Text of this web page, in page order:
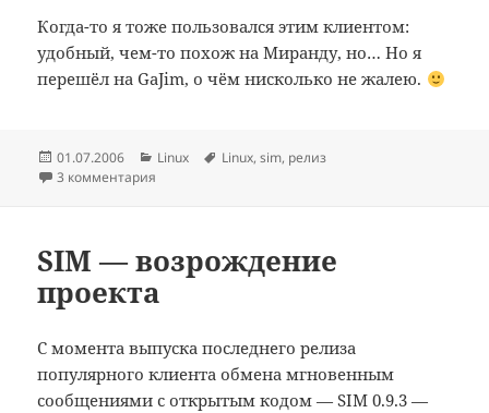
Когда-то я тоже пользовался этим клиентом:
удобный, чем-то похож на Миранду, но… Но я
перешёл на GaJim, о чём нисколько не жалею.
Опубликовано
01.07.2006 Рубрики
Linux Метки
Linux,sim, релиз
3 комментария
SIM — возрождение
проекта
С момента выпуска последнего релиза
популярного клиента обмена мгновенным
сообщениями с открытым кодом — SIM 0.9.3 —